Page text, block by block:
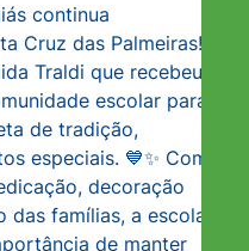
continua
Cruz das Palmeiras!
Traldi que recebeu
escolar para
de tradição,
especiais. 💙✨ Com
decoração
famílias, a escola
de manter